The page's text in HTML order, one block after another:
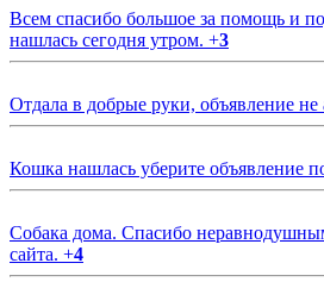
Всем спасибо большое за помощь и
нашлась сегодня утром. +3
Отдала в добрые руки, объявление не
Кошка нашлась уберите объявление
Собака дома. Спасибо
сайта. +4